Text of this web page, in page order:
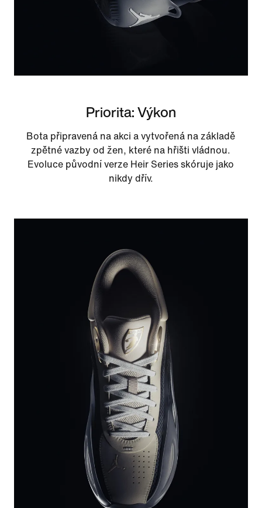
Priorita: Výkon
Bota připravená na akci a vytvořená na základě
zpětné vazby od žen, které na hřišti vládnou.
Evoluce původní verze Heir Series skóruje jako
nikdy dřív.